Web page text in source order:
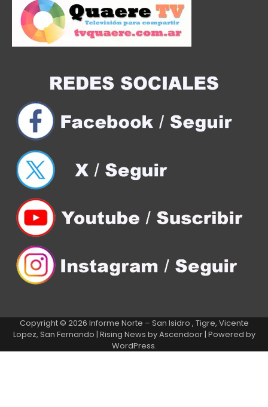
Copyright © 2026 Informe Norte – San Isidro , Tigre, Vicente
Lopez, San Fernando | Rising News byAscendoor| Powered by
WordPress.